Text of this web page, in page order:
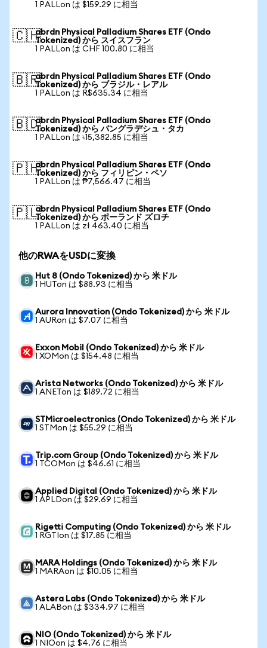
1 PALLon は $159.29 に相当
🇨🇭abrdn Physical Palladium Shares ETF (Ondo
Tokenized) から スイスフラン
1 PALLon は CHF 100.80 に相当
🇧🇷abrdn Physical Palladium Shares ETF (Ondo
Tokenized) から ブラジル・レアル
1 PALLon は R$635.34 に相当
🇧🇩abrdn Physical Palladium Shares ETF (Ondo
Tokenized) から バングラデシュ・タカ
1 PALLon は ৳15,382.85 に相当
🇵🇭abrdn Physical Palladium Shares ETF (Ondo
Tokenized) から フィリピン・ペソ
1 PALLon は ₱7,566.47 に相当
🇵🇱abrdn Physical Palladium Shares ETF (Ondo
Tokenized) から ポーランド ズロチ
1 PALLon は zł 463.40 に相当
他のRWAをUSDに変換
Hut 8 (Ondo Tokenized) から 米ドル
1 HUTon は $88.93 に相当
Aurora Innovation (Ondo Tokenized) から 米ドル
1 AURon は $7.07 に相当
Exxon Mobil (Ondo Tokenized) から 米ドル
1 XOMon は $154.48 に相当
Arista Networks (Ondo Tokenized) から 米ドル
1 ANETon は $189.72 に相当
STMicroelectronics (Ondo Tokenized) から 米ドル
1 STMon は $55.29 に相当
Trip.com Group (Ondo Tokenized) から 米ドル
1 TCOMon は $46.61 に相当
Applied Digital (Ondo Tokenized) から 米ドル
1 APLDon は $29.69 に相当
Rigetti Computing (Ondo Tokenized) から 米ドル
1 RGTIon は $17.85 に相当
MARA Holdings (Ondo Tokenized) から 米ドル
1 MARAon は $10.05 に相当
Astera Labs (Ondo Tokenized) から 米ドル
1 ALABon は $334.97 に相当
NIO (Ondo Tokenized) から 米ドル
1 NIOon は $4.76 に相当